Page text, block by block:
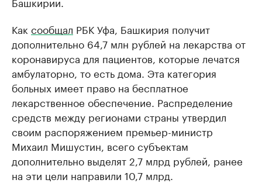
Как сообщал РБК Уфа, Башкирия получит
дополнительно 64,7 млн рублей на лекарства от
коронавируса для пациентов, которые лечатся
амбулаторно, то есть дома. Эта категория
больных имеет право на бесплатное
лекарственное обеспечение. Распределение
средств между регионами страны утвердил
своим распоряжением премьер-министр
Михаил Мишустин, всего субъектам
дополнительно выделят 2,7 млрд рублей, ранее
на эти цели направили 10,7 млрд.